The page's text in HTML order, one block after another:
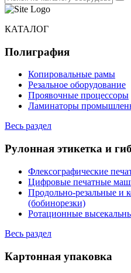
КАТАЛОГ
Полиграфия
Копировальные рамы
Резальное оборудование
Проявочные процессоры
Ламинаторы
Весь раздел
Рулонная этикетка и
Флексографические
Цифровые печатные
Продольно-резальные и
(бобинорезки)
Ротационные
Весь раздел
Картонная упаковка